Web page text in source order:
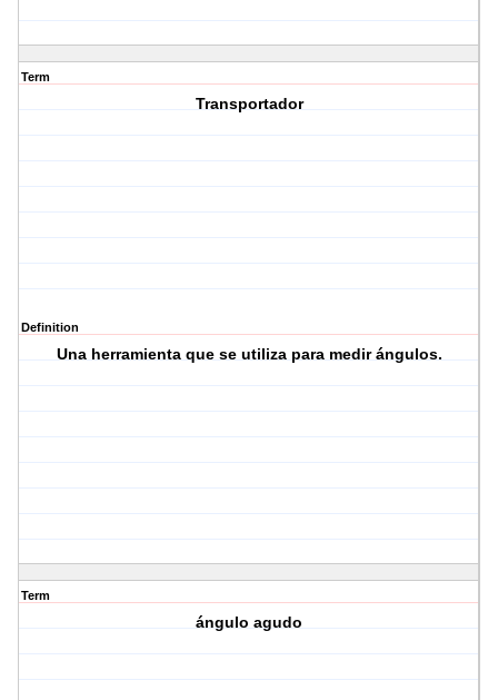
Term
Transportador
Definition
Una herramienta que se utiliza para medir ángulos.
Term
ángulo agudo